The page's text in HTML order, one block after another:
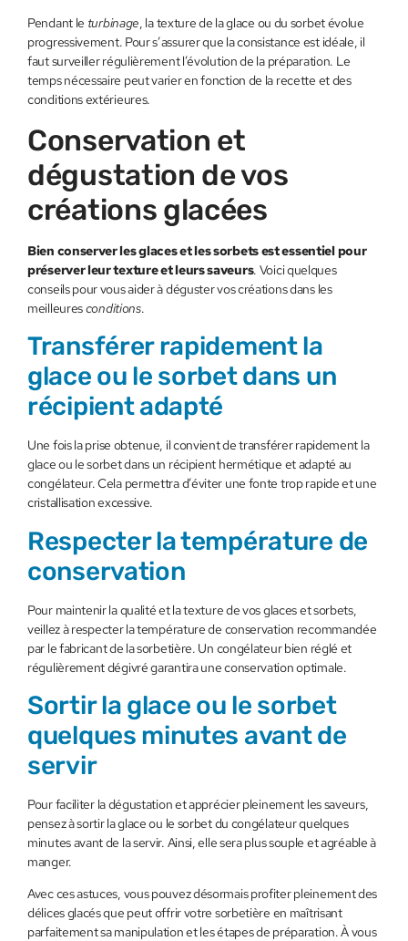
Pendant le turbinage, la texture de la glace ou du sorbet évolue
progressivement. Pour s’assurer que la consistance est idéale, il
faut surveiller régulièrement l’évolution de la préparation. Le
temps nécessaire peut varier en fonction de la recette et des
conditions extérieures.
Conservation et
dégustation de vos
créations glacées
Bien conserver les glaces et les sorbets est essentiel pour
préserver leur texture et leurs saveurs. Voici quelques
conseils pour vous aider à déguster vos créations dans les
meilleuresconditions.
Transférer rapidement la
glace ou le sorbet dans un
récipient adapté
Une fois la prise obtenue, il convient de transférer rapidement la
glace ou le sorbet dans un récipient hermétique et adapté au
congélateur. Cela permettra d’éviter une fonte trop rapide et une
cristallisation excessive.
Respecter la température de
conservation
Pour maintenir la qualité et la texture de vos glaces et sorbets,
veillez à respecter la température de conservation recommandée
par le fabricant de la sorbetière. Un congélateur bien réglé et
régulièrement dégivré garantira une conservation optimale.
Sortir la glace ou le sorbet
quelques minutes avant de
servir
Pour faciliter la dégustation et apprécier pleinement les saveurs,
pensez à sortir la glace ou le sorbet du congélateur quelques
minutes avant de la servir. Ainsi, elle sera plus souple et agréable à
manger.
Avec ces astuces, vous pouvez désormais profiter pleinement des
délices glacés que peut offrir votre sorbetière en maîtrisant
parfaitement sa manipulation et les étapes de préparation. À vous